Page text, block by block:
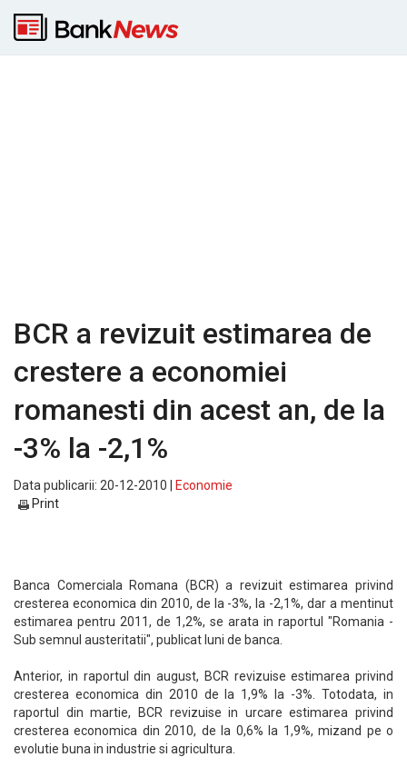
BCR a revizuit estimarea de
crestere a economiei
romanesti din acest an, de la
-3% la -2,1%
Data publicarii: 20-12-2010 |
Economie
Print
Banca Comerciala Romana (BCR) a revizuit estimarea privind
cresterea economica din 2010, de la -3%, la -2,1%, dar a mentinut
estimarea pentru 2011, de 1,2%, se arata in raportul "Romania -
Sub semnul austeritatii", publicat luni de banca.
Anterior, in raportul din august, BCR revizuise estimarea privind
cresterea economica din 2010 de la 1,9% la -3%. Totodata, in
raportul din martie, BCR revizuise in urcare estimarea privind
cresterea economica din 2010, de la 0,6% la 1,9%, mizand pe o
evolutie buna in industrie si agricultura.